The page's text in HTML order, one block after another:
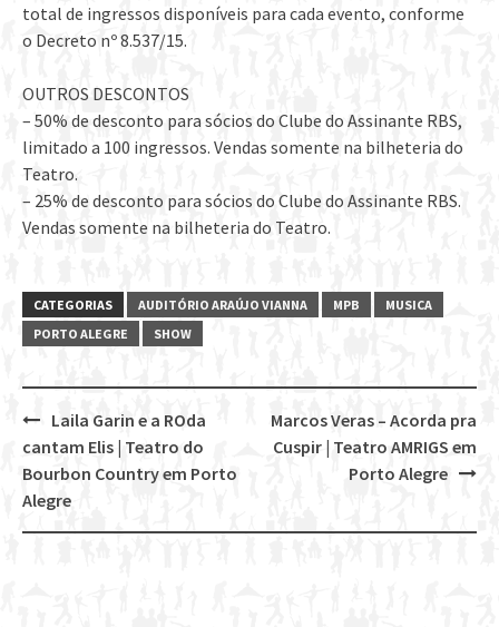
total de ingressos disponíveis para cada evento, conforme
o Decreto nº 8.537/15.
OUTROS DESCONTOS
– 50% de desconto para sócios do Clube do Assinante RBS,
limitado a 100 ingressos. Vendas somente na bilheteria do
Teatro.
– 25% de desconto para sócios do Clube do Assinante RBS.
Vendas somente na bilheteria do Teatro.
CATEGORIAS AUDITÓRIO ARAÚJO VIANNA MPB
MUSICA
PORTO ALEGRE
SHOW
Post
navigation
Marcos Veras – Acorda pra
Cuspir | Teatro AMRIGS em
Porto Alegre
Laila Garin e a ROda
cantam Elis | Teatro do
Bourbon Country em Porto
Alegre